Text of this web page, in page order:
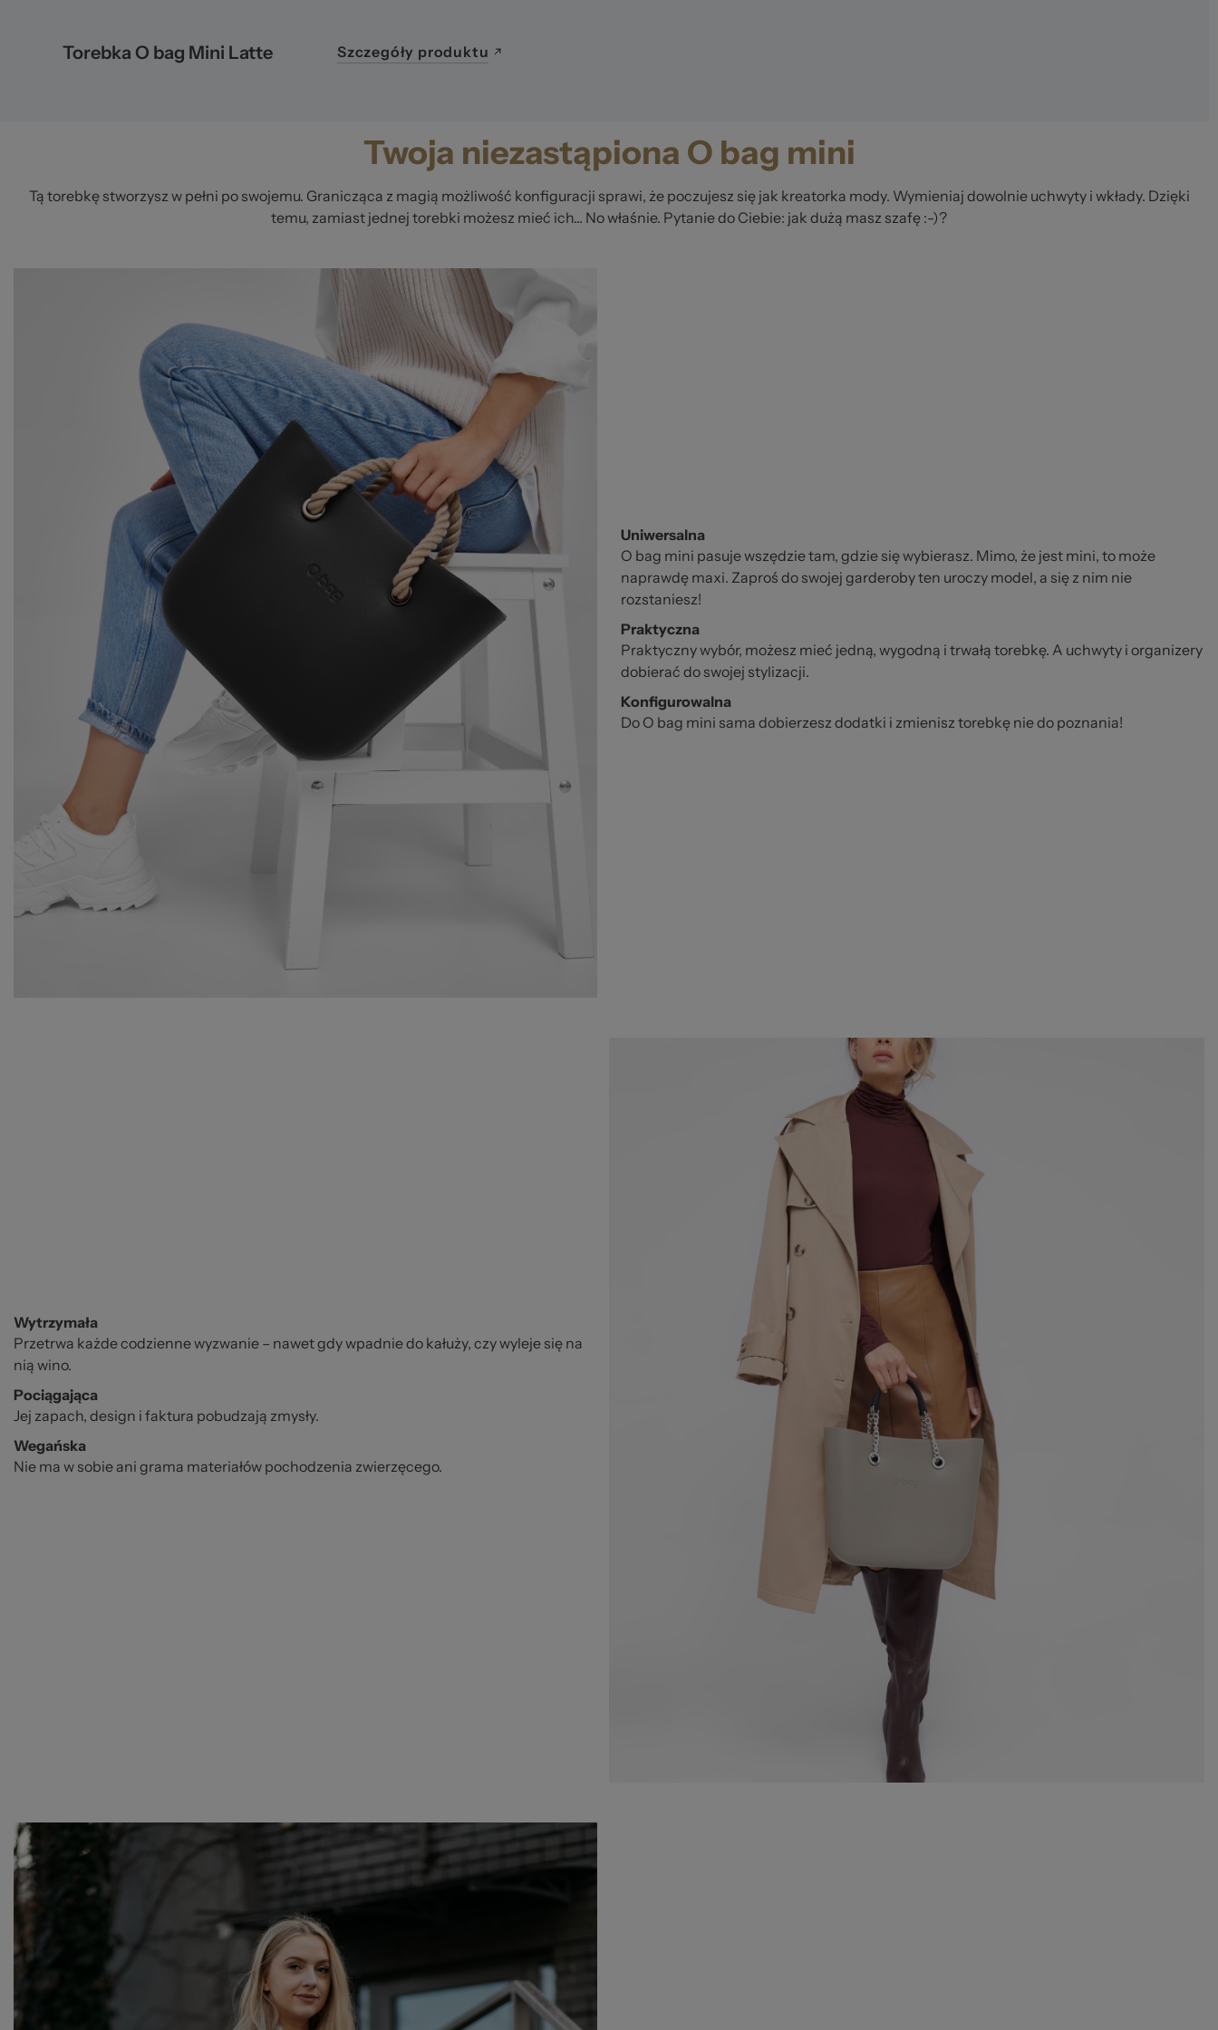
Twoja niezastąpiona O bag mini
Tą torebkę stworzysz w pełni po swojemu. Granicząca z magią możliwość konfiguracji sprawi, że poczujesz się jak kreatorka mody. Wymieniaj dowolnie uchwyty i wkłady. Dzięki
temu, zamiast jednej torebki możesz mieć ich... No właśnie. Pytanie do Ciebie: jak dużą masz szafę :-)?
Uniwersalna
O bag mini pasuje wszędzie tam, gdzie się wybierasz. Mimo, że jest mini, to może
naprawdę maxi. Zaproś do swojej garderoby ten uroczy model, a się z nim nie
rozstaniesz!
Praktyczna
Praktyczny wybór, możesz mieć jedną, wygodną i trwałą torebkę. A uchwyty i organizery
dobierać do swojej stylizacji.
Konfigurowalna
Do O bag mini sama dobierzesz dodatki i zmienisz torebkę nie do poznania!
Wytrzymała
Przetrwa każde codzienne wyzwanie – nawet gdy wpadnie do kałuży, czy wyleje się na
nią wino.
Pociągająca
Jej zapach, design i faktura pobudzają zmysły.
Wegańska
Nie ma w sobie ani grama materiałów pochodzenia zwierzęcego.
Torebka O bag Mini Latte Szczegóły produktu